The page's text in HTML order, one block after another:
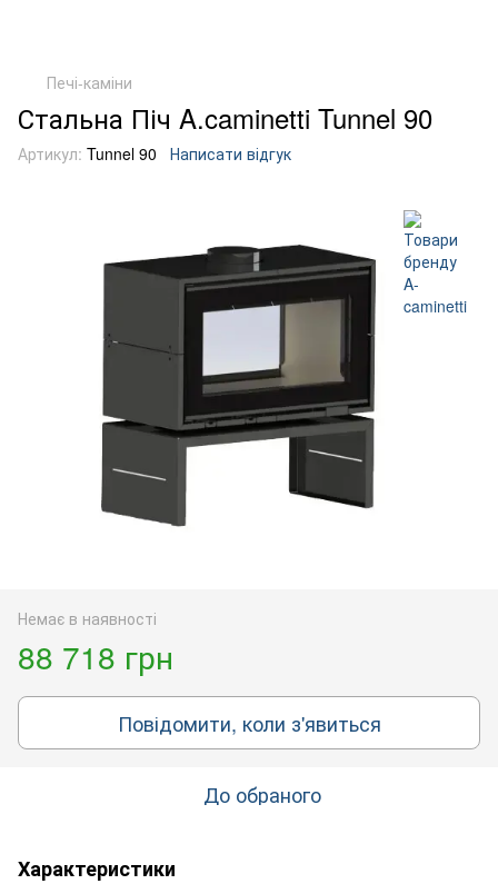
Печі-каміни
Стальна Піч A.caminetti Tunnel 90
Артикул: Tunnel 90 Написати відгук
Немає в наявності
88 718 грн
Повідомити, коли з'явиться
До обраного
Характеристики